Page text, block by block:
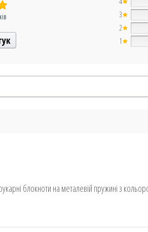
3
2
1
блокноти на металевій пружині з